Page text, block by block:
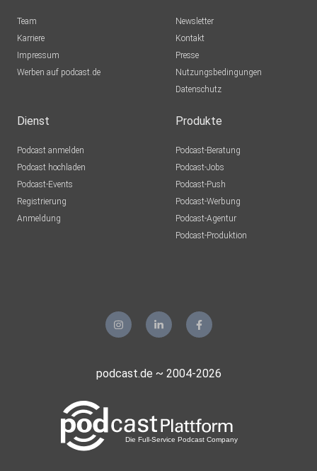
Team
Karriere
Impressum
Werben auf podcast.de
Newsletter
Kontakt
Presse
Nutzungsbedingungen
Datenschutz
Dienst
Podcast anmelden
Podcast hochladen
Podcast-Events
Registrierung
Anmeldung
Produkte
Podcast-Beratung
Podcast-Jobs
Podcast-Push
Podcast-Werbung
Podcast-Agentur
Podcast-Produktion
podcast.de ~ 2004-2026